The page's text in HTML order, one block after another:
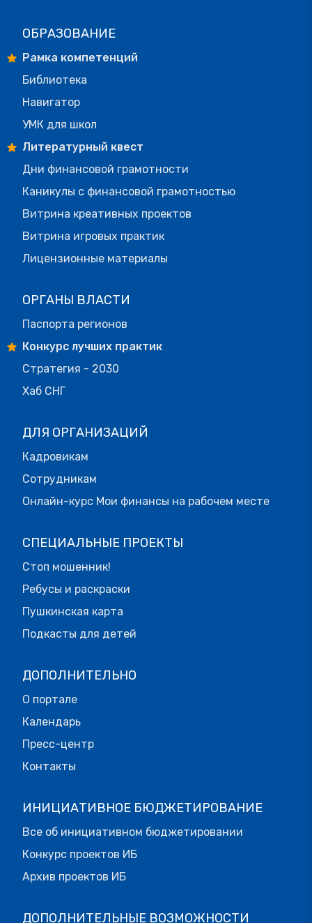
ОБРАЗОВАНИЕ
Рамка компетенций
Библиотека
Навигатор
УМК для школ
Литературный квест
Дни финансовой грамотности
Каникулы с финансовой грамотностью
Витрина креативных проектов
Витрина игровых практик
Лицензионные материалы
ОРГАНЫ ВЛАСТИ
Паспорта регионов
Конкурс лучших практик
Стратегия - 2030
Хаб СНГ
ДЛЯ ОРГАНИЗАЦИЙ
Кадровикам
Сотрудникам
Онлайн-курс Мои финансы на рабочем месте
СПЕЦИАЛЬНЫЕ ПРОЕКТЫ
Стоп мошенник!
Ребусы и раскраски
Пушкинская карта
Подкасты для детей
ДОПОЛНИТЕЛЬНО
О портале
Календарь
Пресс-центр
Контакты
ИНИЦИАТИВНОЕ БЮДЖЕТИРОВАНИЕ
Все об инициативном бюджетировании
Конкурс проектов ИБ
Архив проектов ИБ
ДОПОЛНИТЕЛЬНЫЕ ВОЗМОЖНОСТИ